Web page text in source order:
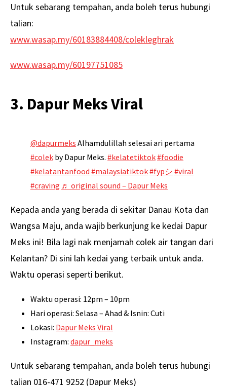
Untuk sebarang tempahan, anda boleh terus hubungi
talian:
www.wasap.my/60183884408/colekleghrak
www.wasap.my/60197751085
3. Dapur Meks Viral
@dapurmeks Alhamdulillah selesai ari pertama
#colek by Dapur Meks. #kelatetiktok#foodie
#kelatantanfood #malaysiatiktok#fypシ #viral
#craving ♬ original sound – Dapur Meks
Kepada anda yang berada di sekitar Danau Kota dan
Wangsa Maju, anda wajib berkunjung ke kedai Dapur
Meks ini! Bila lagi nak menjamah colek air tangan dari
Kelantan? Di sini lah kedai yang terbaik untuk anda.
Waktu operasi seperti berikut.
Waktu operasi: 12pm – 10pm
Hari operasi: Selasa – Ahad & Isnin: Cuti
Lokasi: Dapur Meks Viral
Instagram: dapur_meks
Untuk sebarang tempahan, anda boleh terus hubungi
talian 016-471 9252 (Dapur Meks)